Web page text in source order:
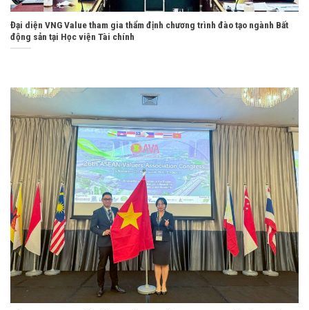
Đại diện VNG Value tham gia thẩm định chương trình đào tạo ngành Bất
động sản tại Học viện Tài chính